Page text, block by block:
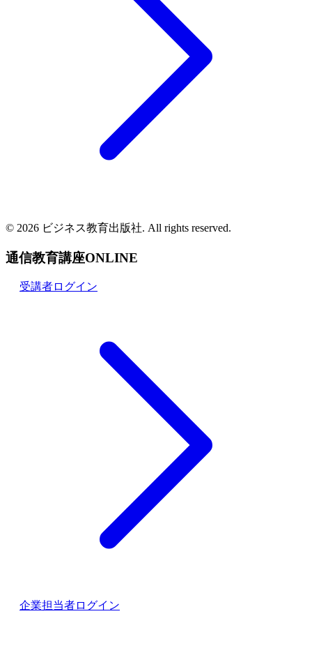
© 2026 ビジネス教育出版社. All rights reserved.
通信教育講座ONLINE
受講者ログイン
企業担当者ログイン